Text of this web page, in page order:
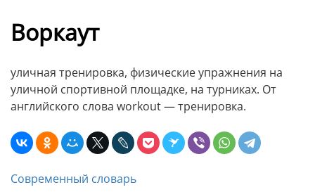
Воркаут
уличная тренировка, физические упражнения на
уличной спортивной площадке, на турниках. От
английского слова workout — тренировка.
Современный словарь